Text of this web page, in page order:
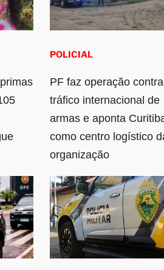
POLICIAL
PF faz operação contra
tráfico internacional de
armas e aponta
como centro logístico
organização